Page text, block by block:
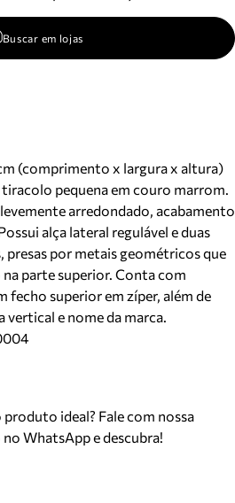
Buscar em lojas
(comprimento x largura x altura)
pequena em couro marrom.
arredondado, acabamento
alça lateral regulável e duas
presas por metais geométricos que
parte superior. Conta com
fecho superior em zíper, além de
e nome da marca.
produto ideal? Fale com nossa
WhatsApp e descubra!